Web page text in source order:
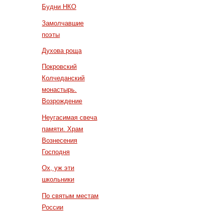
Будни НКО
Замолчавшие
поэты
Духова роща
Покровский
Колчеданский
монастырь.
Возрождение
Неугасимая свеча
памяти. Храм
Вознесения
Господня
Ох, уж эти
школьники
По святым местам
России